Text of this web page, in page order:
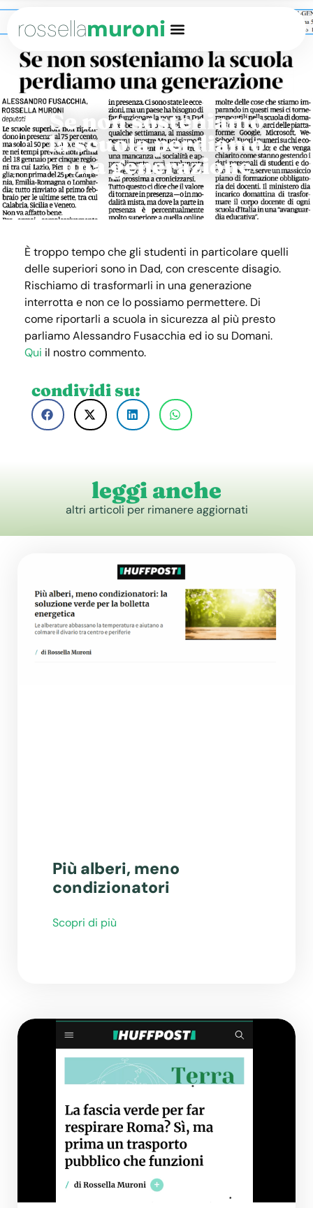
rossellamuroni
Se non sosteniamo
la scuola perdiamo
una generazione
condividi su:
È troppo tempo che gli studenti in particolare quelli
delle superiori sono in Dad, con crescente disagio.
Rischiamo di trasformarli in una generazione
interrotta e non ce lo possiamo permettere. Di
come riportarli a scuola in sicurezza al più presto
parliamo Alessandro Fusacchia ed io su Domani.
Qui il nostro commento.
leggi anche
altri articoli per rimanere aggiornati
Più alberi, meno
condizionatori
Scopri di più